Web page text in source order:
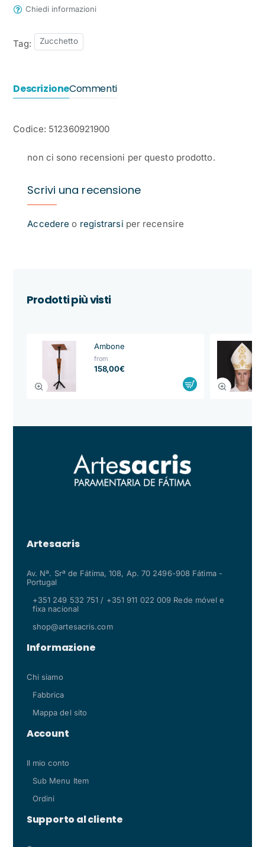
Chiedi informazioni
Tag: Zucchetto
DescrizioneCommenti
Codice: 512360921900
non ci sono recensioni per questo prodotto.
Scrivi una recensione
Accedere o registrarsi per recensire
Prodotti più visti
Ambone
from
158,00€
Artesacris
Av. Nª. Srª de Fátima, 108, Ap. 70 2496-908 Fátima -
Portugal
+351 249 532 751 / +351 911 022 009 Rede móvel e
fixa nacional
shop@artesacris.com
Informazione
Chi siamo
Fabbrica
Mappa del sito
Account
Il mio conto
Sub Menu Item
Ordini
Supporto al cliente